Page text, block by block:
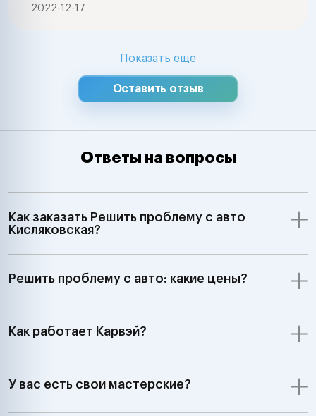
2022-12-17
Показать еще
Оставить отзыв
Ответы на вопросы
Как заказать Решить проблему с авто
Кисляковская?
Решить проблему с авто: какие цены?
Как работает Карвэй?
У вас есть свои мастерские?